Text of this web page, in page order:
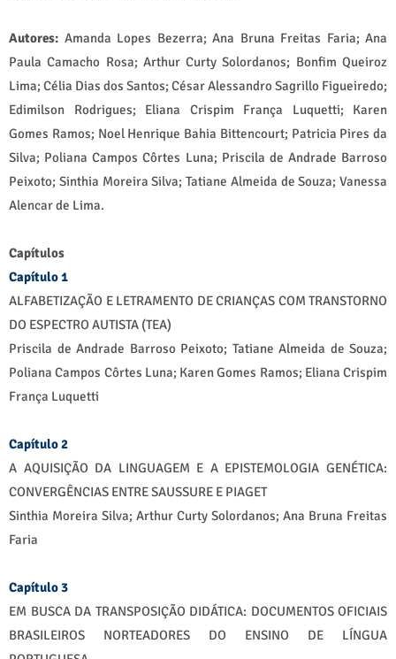
Autores: Amanda Lopes Bezerra; Ana Bruna Freitas Faria; Ana
Paula Camacho Rosa; Arthur Curty Solordanos; Bonfim Queiroz
Lima; Célia Dias dos Santos; César Alessandro Sagrillo Figueiredo;
Edimilson Rodrigues; Eliana Crispim França Luquetti; Karen
Gomes Ramos; Noel Henrique Bahia Bittencourt; Patricia Pires da
Silva; Poliana Campos Côrtes Luna; Priscila de Andrade Barroso
Peixoto; Sinthia Moreira Silva; Tatiane Almeida de Souza; Vanessa
Alencar de Lima.
Capítulos
Capítulo 1
ALFABETIZAÇÃO E LETRAMENTO DE CRIANÇAS COM TRANSTORNO
DO ESPECTRO AUTISTA (TEA)
Priscila de Andrade Barroso Peixoto; Tatiane Almeida de Souza;
Poliana Campos Côrtes Luna; Karen Gomes Ramos; Eliana Crispim
França Luquetti
Capítulo 2
A AQUISIÇÃO DA LINGUAGEM E A EPISTEMOLOGIA GENÉTICA:
CONVERGÊNCIAS ENTRE SAUSSURE E PIAGET
Sinthia Moreira Silva; Arthur Curty Solordanos; Ana Bruna Freitas
Faria
Capítulo 3
EM BUSCA DA TRANSPOSIÇÃO DIDÁTICA: DOCUMENTOS OFICIAIS
BRASILEIROS NORTEADORES DO ENSINO DE LÍNGUA